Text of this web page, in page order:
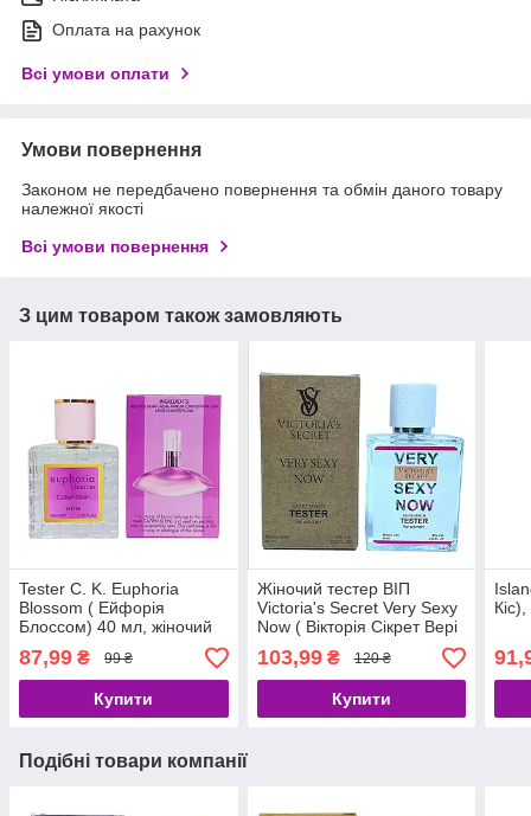
Оплата на рахунок
Всі умови оплати
Умови повернення
Законом не передбачено повернення та обмін даного товару
належної якості
Всі умови повернення
З цим товаром також замовляють
Tester C. K. Euphoria
Blossom ( Ейфорія
Блоссом) 40 мл, жіночий
87,99 ₴ 99 ₴
Купити
Жіночий тестер ВІП
Victoria's Secret Very Sexy
Now ( Вікторія Сікрет Вері
103,99₴ 120 ₴
Купити
Кіс),
Подібні товари компанії